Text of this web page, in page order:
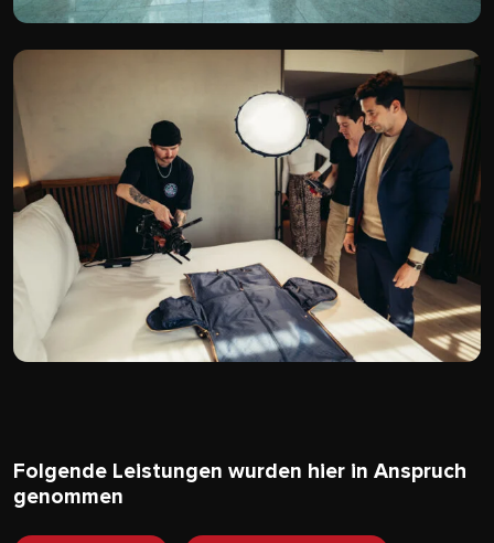
Folgende Leistungen wurden hier in Anspruch
genommen